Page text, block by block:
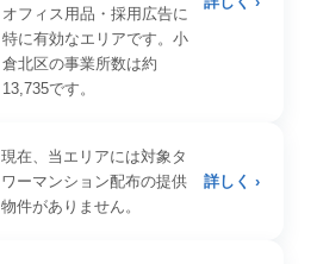
オフィス用品・採用広告に
特に有効なエリアです。小
倉北区の事業所数は約
13,735です。
現在、当エリアには対象タ
ワーマンション配布の提供
物件がありません。
詳しく ›